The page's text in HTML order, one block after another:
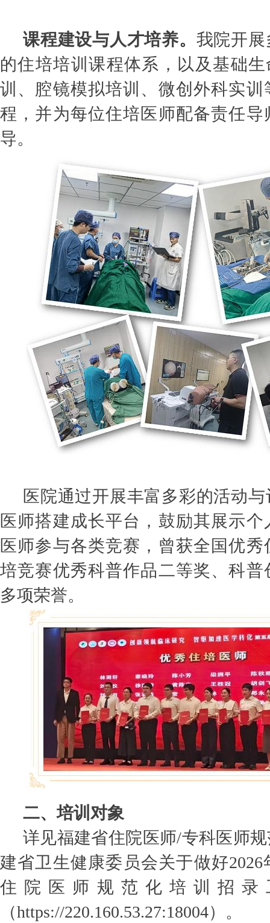
课程建设与人才培养。 我院开
的住培培训课程体系，以及基础
训、腔镜模拟培训、微创外科实训
程，并为每位住培医师配备责任导
导。
医院通过开展丰富多彩的活动
医师搭建成长平台，鼓励其展示
医师参与各类竞赛，曾获全国优
培竞赛优秀科普作品二等奖、科普
多项荣誉。
二、培训对象
详见福建省住院医师/专科医师
建省卫生健康委员会关于做好
住院医师规范化培训招录
（https://220.160.53.27:18004）。